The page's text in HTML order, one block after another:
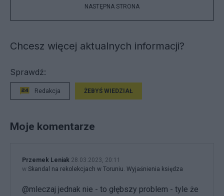
NASTĘPNA STRONA
Chcesz więcej aktualnych informacji?
Sprawdź:
Redakcja ŻEBYŚ WIEDZIAŁ
Moje komentarze
Przemek Leniak 28.03.2023, 20:11
w Skandal na rekolekcjach w Toruniu. Wyjaśnienia księdza
@mleczaj jednak nie - to głębszy problem - tyle że